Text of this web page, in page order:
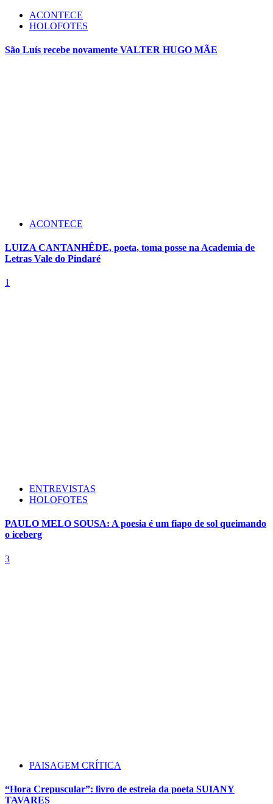
ACONTECE
HOLOFOTES
São Luís recebe novamente VALTER HUGO MÃE
ACONTECE
LUIZA CANTANHÊDE, poeta, toma posse na Academia de
Letras Vale do Pindaré
1
ENTREVISTAS
HOLOFOTES
PAULO MELO SOUSA: A poesia é um fiapo de sol queimando
o iceberg
3
PAISAGEM CRÍTICA
“Hora Crepuscular”: livro de estreia da poeta SUIANY
TAVARES